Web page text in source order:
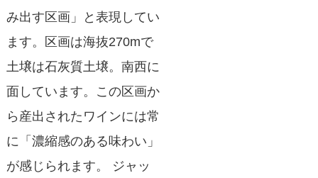
み出す区画」と表現してい
ます。区画は海抜270mで
土壌は石灰質土壌。南西に
面しています。この区画か
ら産出されたワインには常
に「濃縮感のある味わい」
が感じられます。 ジャッ